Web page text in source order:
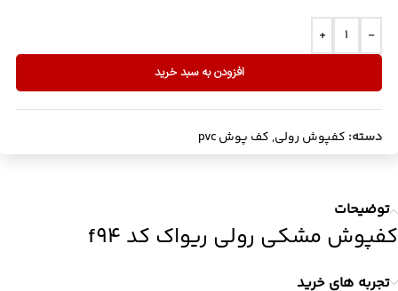
-
+
افزودن به سبد خرید
دسته: کفپوش رولی,کف پوش pvc
توضیحات
کفپوش مشکی رولی ریواک کد f94
تجربه های خرید